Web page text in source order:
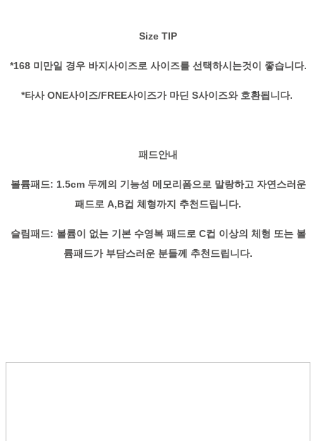
Size TIP
*168 미만일 경우 바지사이즈로 사이즈를 선택하시는것이 좋습니다.
*타사 ONE사이즈/FREE사이즈가 마딘 S사이즈와 호환됩니다.
패드안내
볼륨패드: 1.5cm 두께의 기능성 메모리폼으로 말랑하고 자연스러운
패드로 A,B컵 체형까지 추천드립니다.
슬림패드: 볼륨이 없는 기본 수영복 패드로 C컵 이상의 체형 또는 볼
륨패드가 부담스러운 분들께 추천드립니다.